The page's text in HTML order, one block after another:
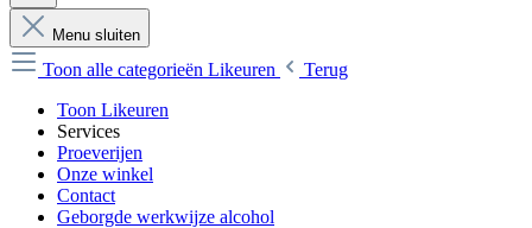
Menu sluiten
Toon alle categorieën Likeuren
Terug
Toon Likeuren
Services
Proeverijen
Onze winkel
Contact
Geborgde werkwijze alcohol